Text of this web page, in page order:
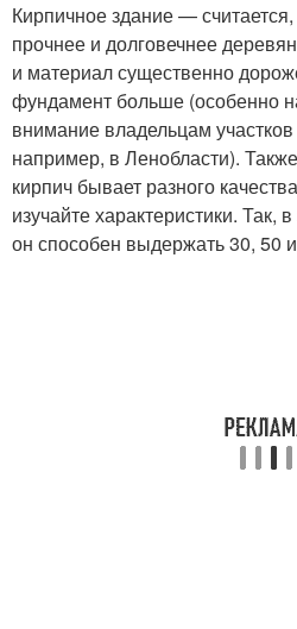
Кирпичное здание —
прочнее и долговечнее
и материал существенно
фундамент больше (особенно
внимание владельцам
например, в Ленобласти).
кирпич бывает разного
изучайте характеристики. Так,
он способен выдержать 30, 50